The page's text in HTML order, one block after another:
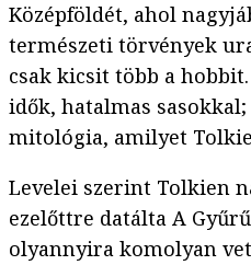
Középföldét, ahol
természeti törvények
csak kicsit több a
idők, hatalmas
mitológia, amilyet
Levelei szerint Tolkien
ezelőttre datálta A
olyannyira komolyan